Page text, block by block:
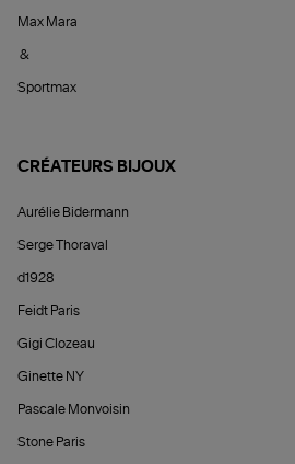
Max Mara
&
Sportmax
CRÉATEURS BIJOUX
Aurélie Bidermann
Serge Thoraval
d1928
Feidt Paris
Gigi Clozeau
Ginette NY
Pascale Monvoisin
Stone Paris